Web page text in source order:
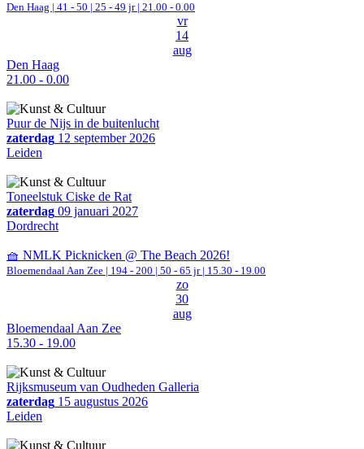
Den Haag | 41 - 50 | 25 - 49 jr | 21.00 - 0.00
vr
14
aug
Den Haag
21.00 - 0.00
Puur de Nijs in de buitenlucht
zaterdag 12 september 2026
Leiden
Toneelstuk Ciske de Rat
zaterdag 09 januari 2027
Dordrecht
🧺 NMLK Picknicken @ The Beach 2026!
Bloemendaal Aan Zee | 194 - 200 | 50 - 65 jr | 15.30 - 19.00
zo
30
aug
Bloemendaal Aan Zee
15.30 - 19.00
Rijksmuseum van Oudheden Galleria
zaterdag 15 augustus 2026
Leiden